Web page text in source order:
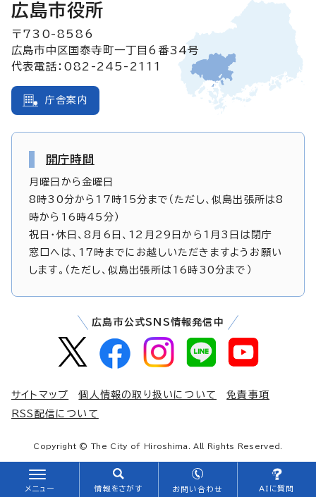
メニュー 情報をさがす お問い合わせ AIに質問
広島市役所
〒730-8586
広島市中区国泰寺町一丁目6番34号
代表電話：082-245-2111
庁舎案内
開庁時間
月曜日から金曜日
8時30分から17時15分まで（ただし、似島出張所は8
時から16時45分）
祝日・休日、8月6日、12月29日から1月3日は閉庁
窓口へは、17時までにお越しいただきますようお願い
します。（ただし、似島出張所は16時30分まで）
広島市公式SNS情報発信中
サイトマップ 個人情報の取り扱いについて
免責事項
RSS配信について
Copyright © The City of Hiroshima. All Rights Reserved.